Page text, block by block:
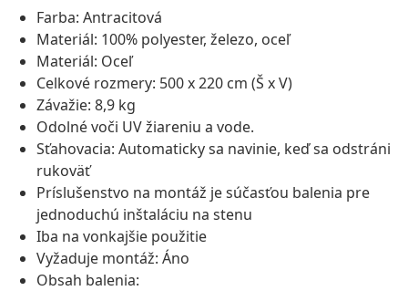
Farba: Antracitová
Materiál: 100% polyester, železo, oceľ
Materiál: Oceľ
Celkové rozmery: 500 x 220 cm (Š x V)
Závažie: 8,9 kg
Odolné voči UV žiareniu a vode.
Sťahovacia: Automaticky sa navinie, keď sa odstráni
rukoväť
Príslušenstvo na montáž je súčasťou balenia pre
jednoduchú inštaláciu na stenu
Iba na vonkajšie použitie
Vyžaduje montáž: Áno
Obsah balenia: